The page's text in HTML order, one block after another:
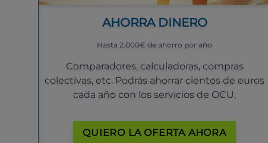
AHORRA DINERO
Hasta 2.000€ de ahorro por año
Comparadores, calculadoras, compras
colectivas, etc. Podrás ahorrar cientos de euros
cada año con los servicios de OCU.
QUIERO LA OFERTA AHORA